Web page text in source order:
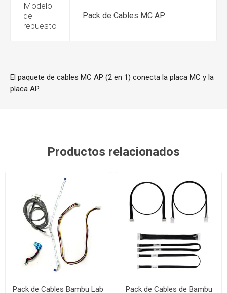
Modelo
del
repuesto
Pack de Cables MC AP
El paquete de cables MC AP (2 en 1) conecta la placa MC y la
placa AP.
Productos relacionados
Pack de Cables Bambu Lab Pack de Cables de Bambu